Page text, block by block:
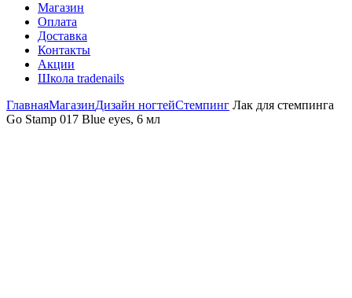
Магазин
Оплата
Доставка
Контакты
Акции
Школа tradenails
ГлавнаяМагазинДизайн ногтейСтемпинг Лак для стемпинга
Go Stamp 017 Blue eyes, 6 мл